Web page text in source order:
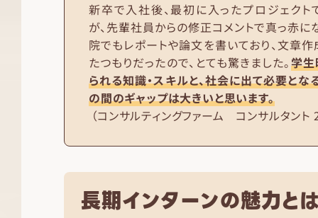
新卒で入社後、最初に入ったプロジェク
が、先輩社員からの修正コメントで真っ赤に
院でもレポートや論文を書いており、文章
たつもりだったので、とても驚きました。学生
られる知識・スキルと、社会に出て必要とな
の間のギャップは大きいと思います。
（コンサルティングファーム コンサルタン
長期インターンの魅力と